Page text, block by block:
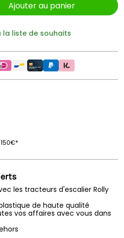
Ajouter au panier
la liste de souhaits
les tracteurs d'escalier Rolly
de haute qualité
vos affaires avec vous dans